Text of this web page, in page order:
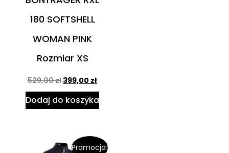
180 SOFTSHELL
WOMAN PINK
Rozmiar XS
529,00zł 399,00 zł
Dodaj do koszyka
Promocja!